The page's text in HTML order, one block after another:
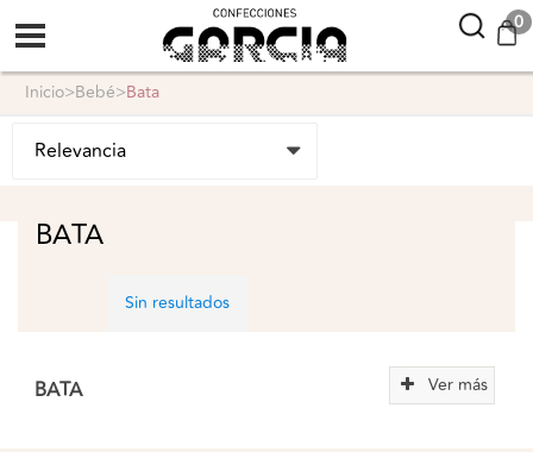
confeccionesgarcia 0
inicio> bebé> bata
BATA
Ver más
BATA
Sin resultados